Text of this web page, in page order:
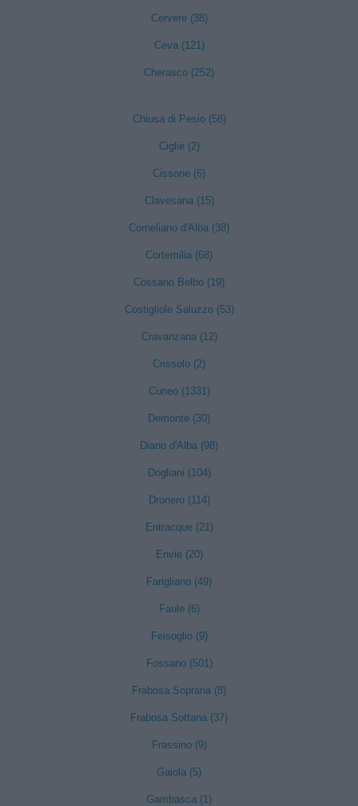
Cervere (38)
Ceva (121)
Cherasco (252)
Chiusa di Pesio (58)
Cigliè (2)
Cissone (6)
Clavesana (15)
Corneliano d'Alba (38)
Cortemilia (68)
Cossano Belbo (19)
Costigliole Saluzzo (53)
Cravanzana (12)
Crissolo (2)
Cuneo (1331)
Demonte (30)
Diano d'Alba (98)
Dogliani (104)
Dronero (114)
Entracque (21)
Envie (20)
Farigliano (49)
Faule (6)
Feisoglio (9)
Fossano (501)
Frabosa Soprana (8)
Frabosa Sottana (37)
Frassino (9)
Gaiola (5)
Gambasca (1)